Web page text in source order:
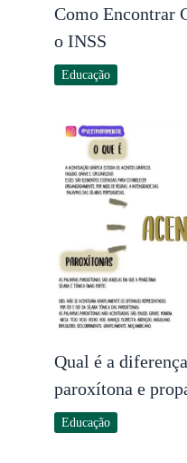
Como Encontrar
o INSS
Educação
Qual é a
paroxítona e
Educação